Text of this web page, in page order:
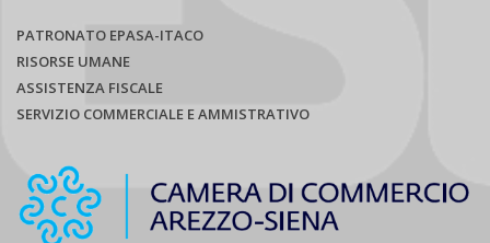
PATRONATO EPASA-ITACO
RISORSE UMANE
ASSISTENZA FISCALE
SERVIZIO COMMERCIALE E AMMISTRATIVO